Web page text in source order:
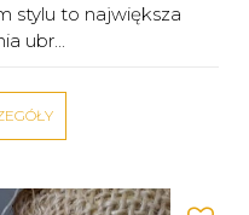
stylu to największa
ubr...